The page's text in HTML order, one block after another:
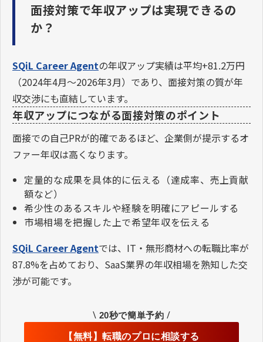
面接対策で年収アップは実現できるの
か？
SQiL Career Agentの年収アップ実績は平均+81.2万円
（2024年4月〜2026年3月）であり、面接対策の質が年
収交渉にも直結しています。
年収アップにつながる面接対策のポイント
面接での自己PRが的確であるほど、企業側が提示するオ
ファー年収は高くなります。
定量的な成果を具体的に伝える（達成率、売上貢献
額など）
希少性のあるスキルや経験を明確にアピールする
市場相場を把握した上で希望年収を伝える
SQiL Career Agentでは、IT・無形商材への転職比率が
87.8%を占めており、SaaS業界の年収相場を熟知した交
渉が可能です。
\ 20秒で簡単予約 /
【無料】転職のプロに相談する